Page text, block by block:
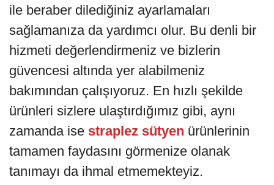
ile beraber dilediğiniz ayarlamaları
sağlamanıza da yardımcı olur. Bu denli bir
hizmeti değerlendirmeniz ve bizlerin
güvencesi altında yer alabilmeniz
bakımından çalışıyoruz. En hızlı şekilde
ürünleri sizlere ulaştırdığımız gibi, aynı
zamanda ise straplez sütyen ürünlerinin
tamamen faydasını görmenize olanak
tanımayı da ihmal etmemekteyiz.